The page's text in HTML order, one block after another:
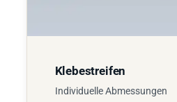
Klebestreifen
Individuelle Abmessungen